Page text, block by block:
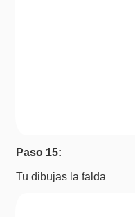
Paso 15:
Tu dibujas la falda